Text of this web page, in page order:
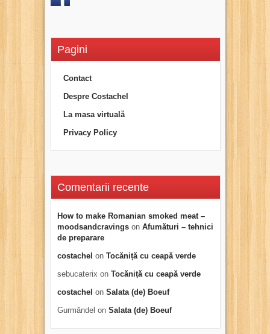
Pagini
Contact
Despre Costachel
La masa virtuală
Privacy Policy
Comentarii recente
How to make Romanian smoked meat –
moodsandcravings on Afumături – tehnici
de preparare
costachel on Tocăniță cu ceapă verde
sebucaterix on Tocăniță cu ceapă verde
costachel on Salata (de) Boeuf
Gurmăndel on Salata (de) Boeuf